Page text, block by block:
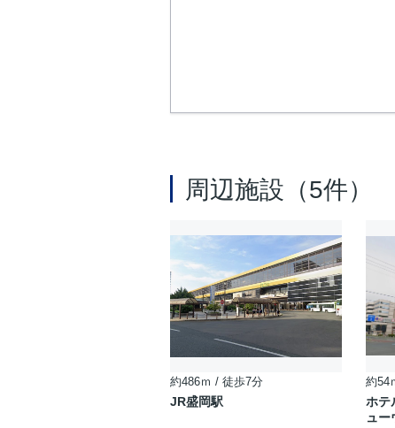
周辺施設（5件）
約486ｍ / 徒歩7分
JR盛岡駅
約54
ホテ
ュー